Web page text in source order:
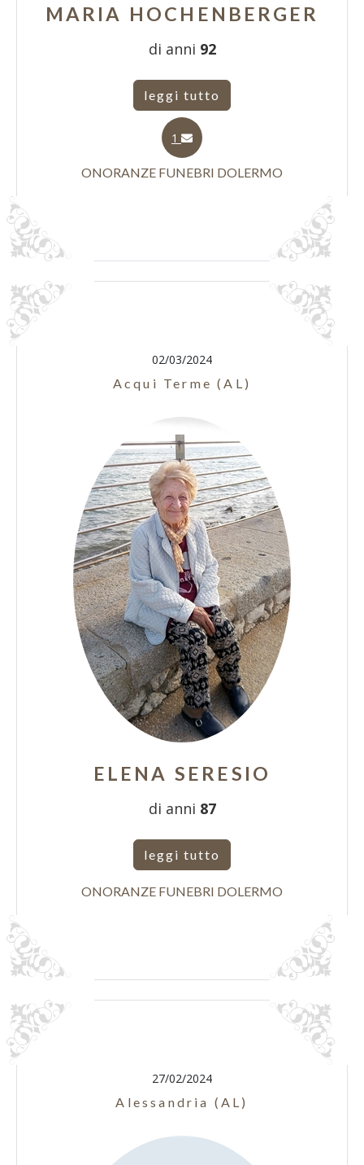
MARIA HOCHENBERGER
di anni 92
leggi tutto
1
ONORANZE FUNEBRI DOLERMO
02/03/2024
Acqui Terme (AL)
ELENA SERESIO
di anni 87
leggi tutto
ONORANZE FUNEBRI DOLERMO
27/02/2024
Alessandria (AL)